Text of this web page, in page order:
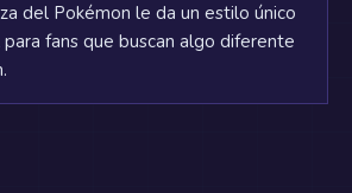
del Pokémon le da un estilo único
fans que buscan algo diferente